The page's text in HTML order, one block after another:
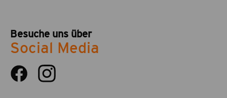
Besuche uns über
Social Media